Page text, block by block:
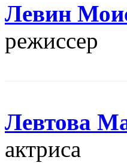
Левин
режисcер
Левтова
актриса